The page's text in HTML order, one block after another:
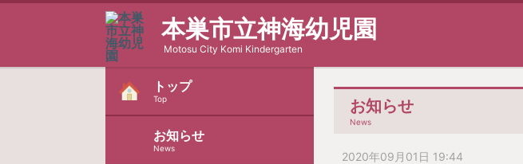
本巣市立神海幼児園
Motosu City Komi Kindergarten
トップ
Top
お知らせ
News
お知らせ
News
2020年09月01日 19:44